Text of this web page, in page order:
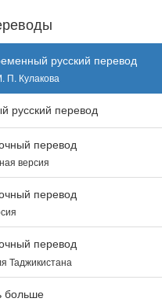
русский перевод
П. Кулакова
русский перевод
перевод
версия
перевод
перевод
Таджикистана
больше